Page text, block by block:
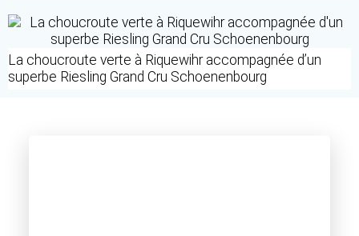
La choucroute verte à Riquewihr accompagnée d’un
superbe Riesling Grand Cru Schoenenbourg